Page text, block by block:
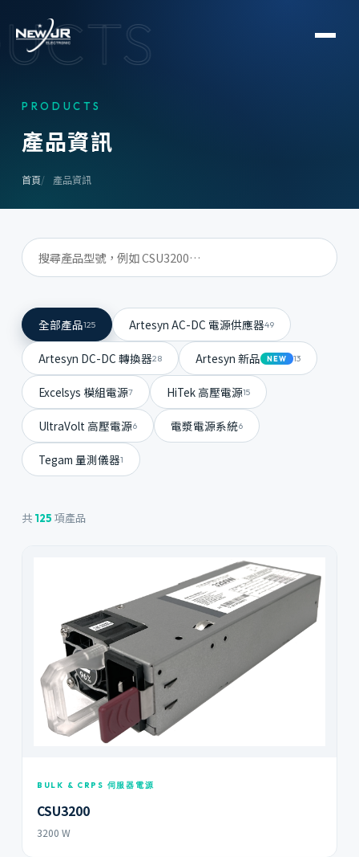
PRODUCTS
產品資訊
首頁 產品資訊
全部產品125 Artesyn AC-DC 電源供應器49
Artesyn DC-DC 轉換器28 Artesyn 新品 NEW 13
Excelsys 模組電源7 HiTek 高壓電源15
UltraVolt 高壓電源6 電漿電源系統6
Tegam 量測儀器1
共 125 項產品
BULK & CRPS 伺服器電源
CSU3200
3200 W